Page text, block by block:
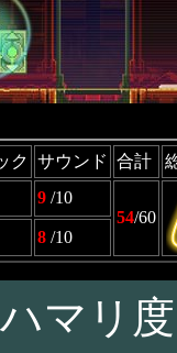
ク サウンド 合計
9 /10
54/60
8 /10
ハマリ